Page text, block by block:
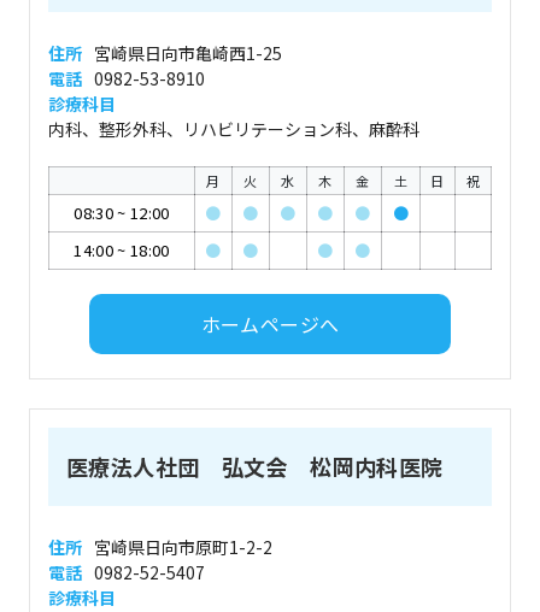
住所 宮崎県日向市亀崎西1-25
電話 0982-53-8910
診療科目
内科、整形外科、リハビリテーション科、麻酔科
月 火 水 木 金 土 日 祝
08:30~ 12:00 ● ● ● ● ●
●
14:00~ 18:00 ● ● ● ●
ホームページへ
医療法人社団 弘文会 松岡内科医院
住所 宮崎県日向市原町1-2-2
電話 0982-52-5407
診療科目